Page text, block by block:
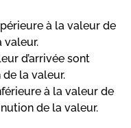
à la valeur de
valeur.
d’arrivée sont
de la valeur.
à la valeur de
de la valeur.